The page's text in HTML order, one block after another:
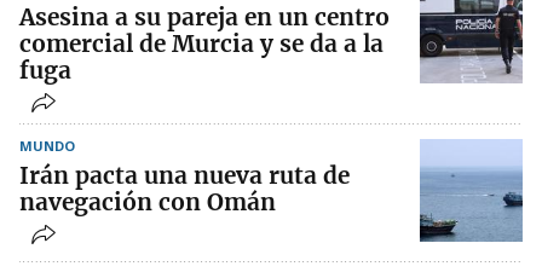
Asesina a su pareja en un centro
comercial de Murcia y se da a la
fuga
MUNDO
Irán pacta una nueva ruta de
navegación con Omán